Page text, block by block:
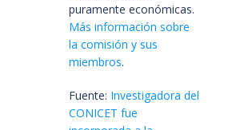
puramente económicas.
Más información sobre
la comisión y sus
miembros.
Fuente: Investigadora del
CONICET fue